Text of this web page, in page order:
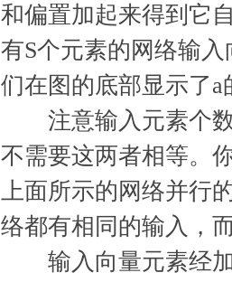
和偏置加起来得到它
有S个元素的网络输
们在图的底部显示了a
注意输入元素个数
不需要这两者相等。
上面所示的网络并行
络都有相同的输入，
输入向量元素经加